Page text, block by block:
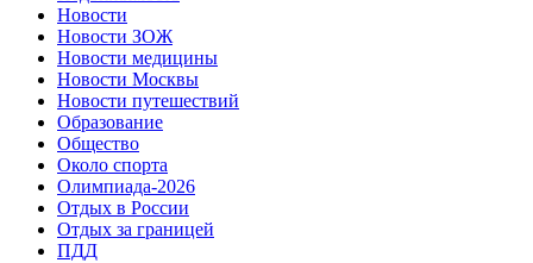
Новости
Новости ЗОЖ
Новости медицины
Новости Москвы
Новости путешествий
Образование
Общество
Около спорта
Олимпиада-2026
Отдых в России
Отдых за границей
ПДД